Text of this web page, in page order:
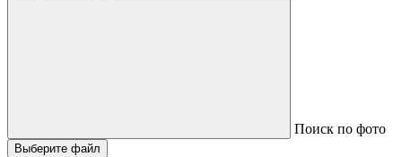
Поиск по фото
Выберите файл